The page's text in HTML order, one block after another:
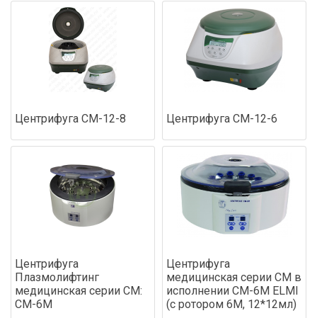
Центрифуга СМ-12-8 Центрифуга СМ-12-6
Центрифуга
Плазмолифтинг
медицинская серии СМ:
СМ-6М
Центрифуга
медицинская серии СМ в
исполнении СМ-6М ELMI
(с ротором 6М, 12*12мл)